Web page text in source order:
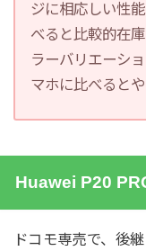
ジに相応しい性
べると比較的在
ラーバリエーシ
マホに比べるとや
Huawei P20
ドコモ専売で、後